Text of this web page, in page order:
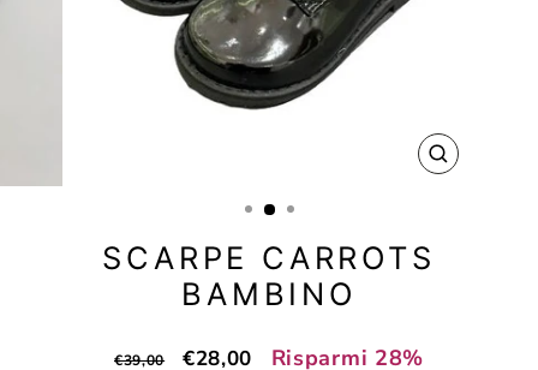
CHIUDI
SCARPE CARROTS
BAMBINO
Prezzo
€39,00
Prezzo
€28,00 Risparmi 28%